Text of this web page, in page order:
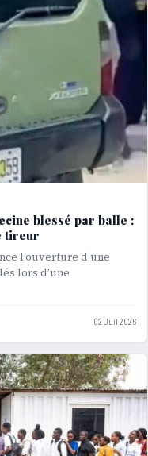
blessé par balle :
tireur
l’ouverture d’une
lors d’une
02 Juil 2026